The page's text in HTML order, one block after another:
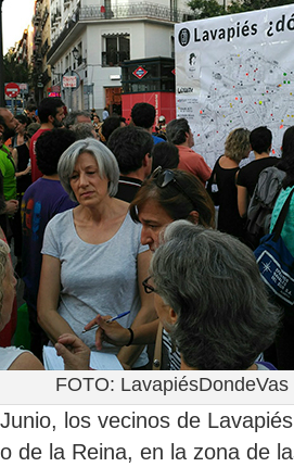
FOTO: LavapiésDondeVas
los vecinos de
de la Reina, en la zona de